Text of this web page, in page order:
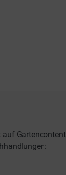
auf Gartencontent